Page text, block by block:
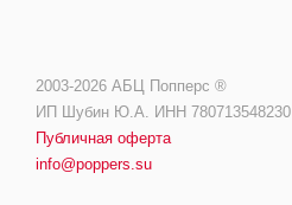
2003-2026 АБЦ Попперс ®️️
ИП Шубин Ю.А. ИНН 780713548230
Публичная оферта
info@poppers.su